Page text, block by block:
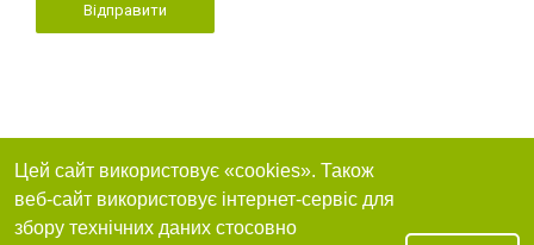
Відправити
Цей сайт використовує «cookies». Також
веб-сайт використовує інтернет-сервіс для
збору технічних даних стосовно